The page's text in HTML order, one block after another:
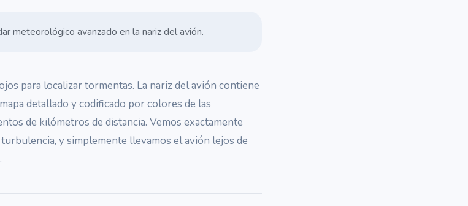
meteorológico avanzado en la nariz del avión.
para localizar tormentas. La nariz del avión contiene
detallado y codificado por colores de las
de kilómetros de distancia. Vemos exactamente
y simplemente llevamos el avión lejos de